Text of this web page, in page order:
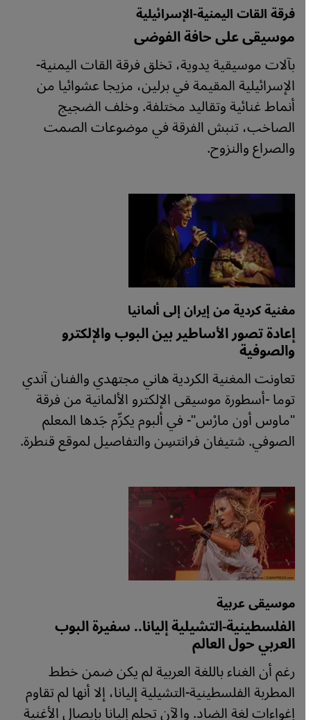
فرقة القات اليمنية-الإسرائيلية
موسيقى على حافة الفوضى
بآلات موسيقية يدوية، تخلق فرقة القات اليمنية-
الإسرائيلية المقيمة في برلين، مزيجا عشوائيا من
أنماط غنائية وتقاليد مختلفة. وخلف الضجيج
الصاخب، تنبش الفرقة في موضوعات الصمت
والصراع والنزوح.
مغنية كردية من إيران إلى ألمانيا
إعادة تصور الأساطير بين البوب والإلكترو
والصوفية
تعاونت المغنية الكردية هاني مجتهدي والفنان آندي
توما -أسطورة موسيقى الإلكترو الألمانية من فرقة
"ماوس أون مارْس"- في ألبوم يكرِّم جَدها المعلم
الصوفي. شتيفان فرانتسِن والتفاصيل لموقع قنطرة.
موسيقى عربية
الفلسطينية-التشيلية إليانا.. سفيرة البوب
العربي حول العالم
رغم أن الغناء باللغة العربية لم يكن ضمن خطط
المطربة الفلسطينية-التشيلية إليانا، إلا أنها لم تقاوم
إغواءات لغة الضاد. والآن تحلم إليانا بإيصال الأغنية